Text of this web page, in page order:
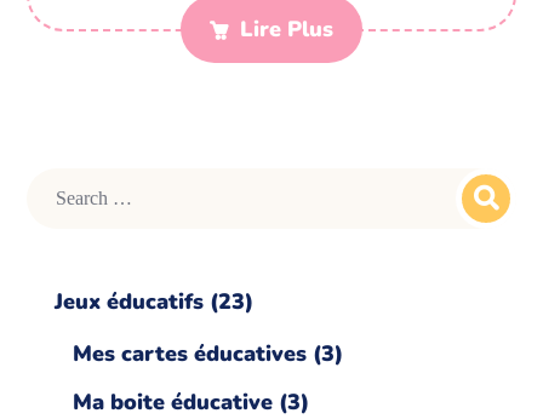
Lire Plus
Jeux éducatifs 23
Mes cartes éducatives 3
Ma boite éducative 3